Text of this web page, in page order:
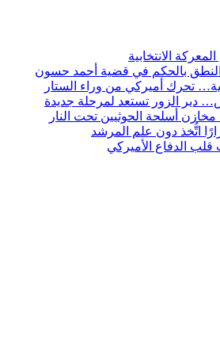
الانتخابية
النطق بالحكم في قضية أحمد حسون
تحرك أميركي من وراء الستار
دير الزور تستعد لمرحلة جديدة
أسلحة الحوثيين تحت النار
اتُّخذ دون علم المرشد
الدفاع الأميركي